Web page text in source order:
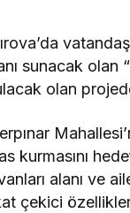
sunacak olan
olan
kurmasını
alanı ve
çekici